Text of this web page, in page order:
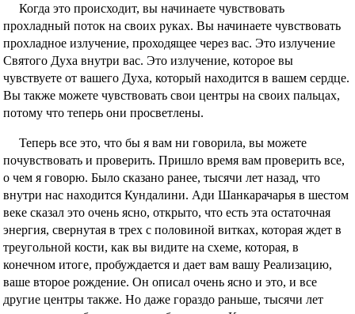
Когда это происходит, вы начинаете чувствовать
прохладный поток на своих руках. Вы начинаете чувствовать
прохладное излучение, проходящее через вас. Это излучение
Святого Духа внутри вас. Это излучение, которое вы
чувствуете от вашего Духа, который находится в вашем сердце.
Вы также можете чувствовать свои центры на своих пальцах,
потому что теперь они просветлены.
Теперь все это, что бы я вам ни говорила, вы можете
почувствовать и проверить. Пришло время вам проверить все,
о чем я говорю. Было сказано ранее, тысячи лет назад, что
внутри нас находится Кундалини. Ади Шанкарачарья в шестом
веке сказал это очень ясно, открыто, что есть эта остаточная
энергия, свернутая в трех с половиной витках, которая ждет в
треугольной кости, как вы видите на схеме, которая, в
конечном итоге, пробуждается и дает вам вашу Реализацию,
ваше второе рождение. Он описал очень ясно и это, и все
другие центры также. Но даже гораздо раньше, тысячи лет